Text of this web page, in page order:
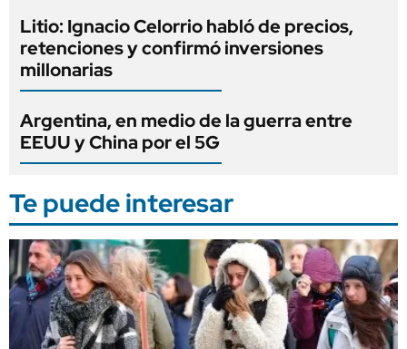
Litio: Ignacio Celorrio habló de precios,
retenciones y confirmó inversiones
millonarias
Argentina, en medio de la guerra entre
EEUU y China por el 5G
Te puede interesar